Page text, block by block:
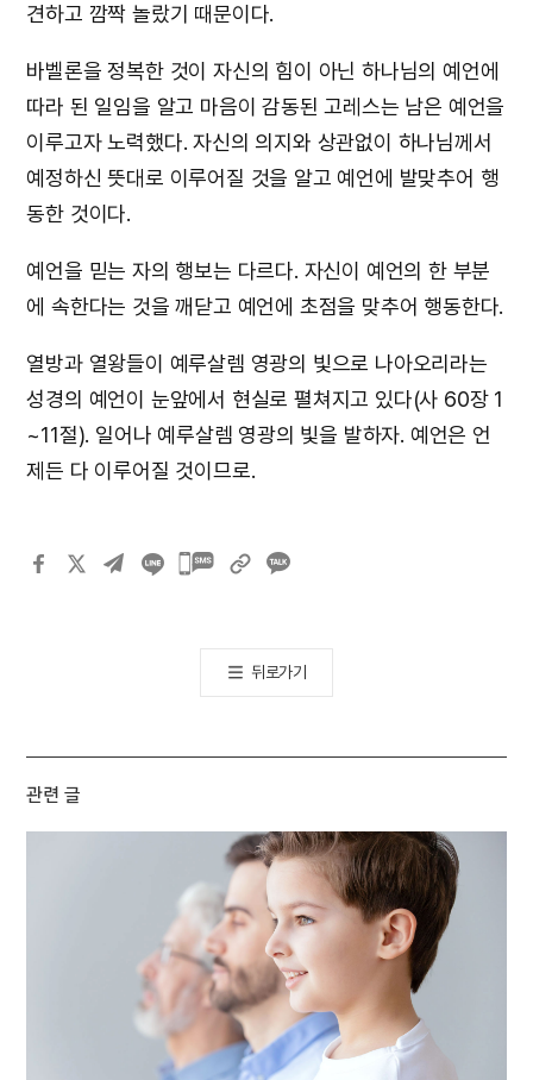
견하고 깜짝 놀랐기 때문이다.
바벨론을 정복한 것이 자신의 힘이 아닌 하나님의 예언에
따라 된 일임을 알고 마음이 감동된 고레스는 남은 예언을
이루고자 노력했다. 자신의 의지와 상관없이 하나님께서
예정하신 뜻대로 이루어질 것을 알고 예언에 발맞추어 행
동한 것이다.
예언을 믿는 자의 행보는 다르다. 자신이 예언의 한 부분
에 속한다는 것을 깨닫고 예언에 초점을 맞추어 행동한다.
열방과 열왕들이 예루살렘 영광의 빛으로 나아오리라는
성경의 예언이 눈앞에서 현실로 펼쳐지고 있다(사 60장 1
~11절). 일어나 예루살렘 영광의 빛을 발하자. 예언은 언
제든 다 이루어질 것이므로.
카카오톡
뒤로가기
관련 글